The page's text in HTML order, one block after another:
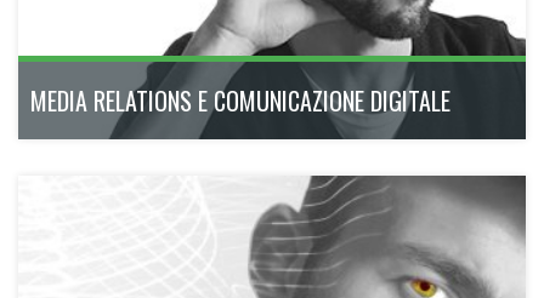
MEDIA RELATIONS E COMUNICAZIONE DIGITALE
21° Ed. Il percorso completo e modulare pensato per i
professionisti della comunicazione analogica e digitale, del